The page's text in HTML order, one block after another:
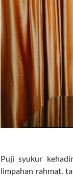
Puji syukur
limpahan rahmat,